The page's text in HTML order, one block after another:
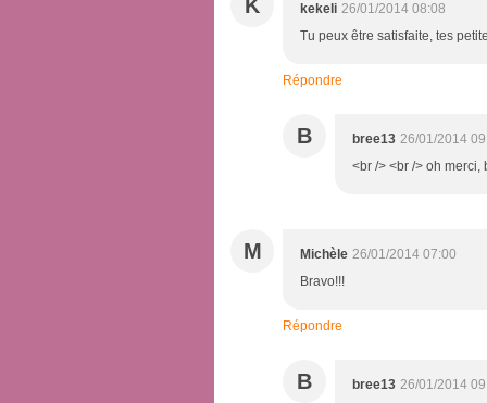
K kekeli 26/01/2014 08:08
Tu peux être satisfaite, tes
Répondre
B bree13 26/01/2014
<br /> <br /> oh merci,
M Michèle 26/01/2014 07:00
Bravo!!!
Répondre
B bree13 26/01/2014